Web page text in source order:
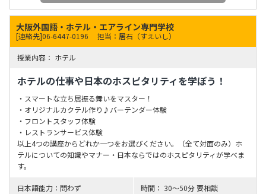
大阪外国語・ホテル・エアライン専門学校
[連絡先]06-6447-0196 担当：居石（すえいし）
ホテル
ホテルの仕事や日本のホスピタリティを学ぼう！
・スマートな立ち居振る舞いをマスター！
・オリジナルカクテル作り♪バーテンダー体験
・フロントスタッフ体験
・レストランサービス体験
以上4つの講座からどれか一つをお選びください。（全て対面のみ）ホ
テルについての知識やマナー・日本ならではのホスピタリティが学べま
す。
問わず 30～50分 要相談